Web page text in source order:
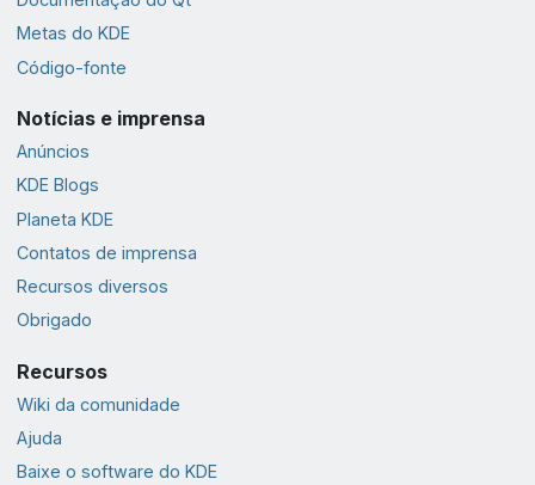
Metas do KDE
Código-fonte
Notícias e imprensa
Anúncios
KDE Blogs
Planeta KDE
Contatos de imprensa
Recursos diversos
Obrigado
Recursos
Wiki da comunidade
Ajuda
Baixe o software do KDE